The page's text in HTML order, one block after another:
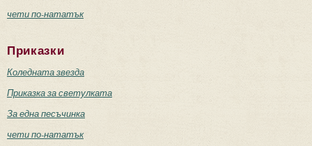
чети по-нататък
Приказки
Коледната звезда
Приказка за светулката
За една песъчинка
чети по-нататък